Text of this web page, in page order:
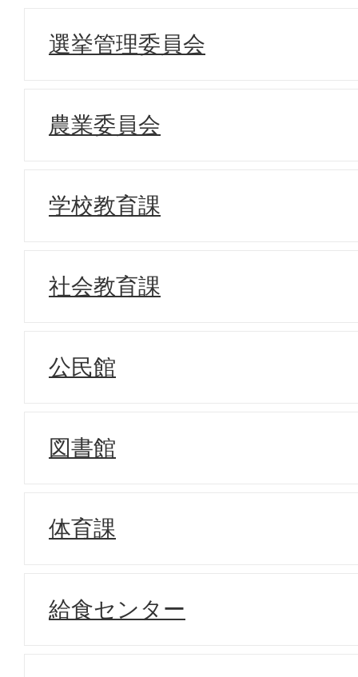
選挙管理委員会
農業委員会
学校教育課
社会教育課
公民館
図書館
体育課
給食センター